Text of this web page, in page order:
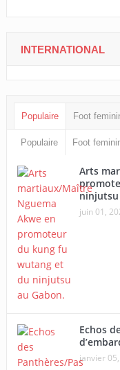
INTERNATIONAL
Populaire Foot
Populaire Foot
Arts
ninjutsu
juin 01,
Echos
janvier